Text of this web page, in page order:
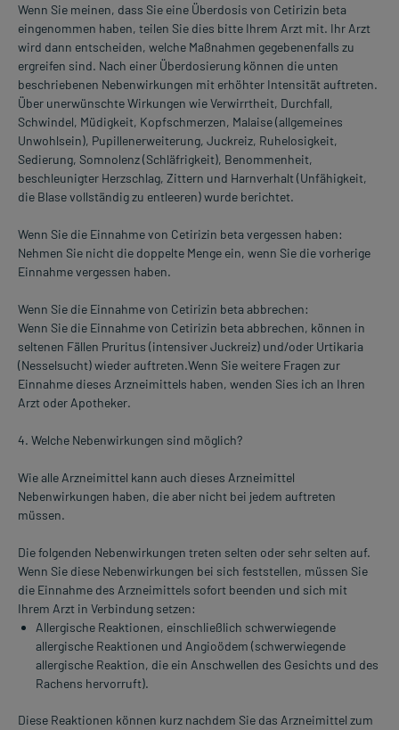
Wenn Sie meinen, dass Sie eine Überdosis von Cetirizin beta
eingenommen haben, teilen Sie dies bitte Ihrem Arzt mit. Ihr Arzt
wird dann entscheiden, welche Maßnahmen gegebenenfalls zu
ergreifen sind. Nach einer Überdosierung können die unten
beschriebenen Nebenwirkungen mit erhöhter Intensität auftreten.
Über unerwünschte Wirkungen wie Verwirrtheit, Durchfall,
Schwindel, Müdigkeit, Kopfschmerzen, Malaise (allgemeines
Unwohlsein), Pupillenerweiterung, Juckreiz, Ruhelosigkeit,
Sedierung, Somnolenz (Schläfrigkeit), Benommenheit,
beschleunigter Herzschlag, Zittern und Harnverhalt (Unfähigkeit,
die Blase vollständig zu entleeren) wurde berichtet.
Wenn Sie die Einnahme von Cetirizin beta vergessen haben:
Nehmen Sie nicht die doppelte Menge ein, wenn Sie die vorherige
Einnahme vergessen haben.
Wenn Sie die Einnahme von Cetirizin beta abbrechen:
Wenn Sie die Einnahme von Cetirizin beta abbrechen, können in
seltenen Fällen Pruritus (intensiver Juckreiz) und/oder Urtikaria
(Nesselsucht) wieder auftreten.Wenn Sie weitere Fragen zur
Einnahme dieses Arzneimittels haben, wenden Sies ich an Ihren
Arzt oder Apotheker.
4. Welche Nebenwirkungen sind möglich?
Wie alle Arzneimittel kann auch dieses Arzneimittel
Nebenwirkungen haben, die aber nicht bei jedem auftreten
müssen.
Die folgenden Nebenwirkungen treten selten oder sehr selten auf.
Wenn Sie diese Nebenwirkungen bei sich feststellen, müssen Sie
die Einnahme des Arzneimittels sofort beenden und sich mit
Ihrem Arzt in Verbindung setzen:
Allergische Reaktionen, einschließlich schwerwiegende
allergische Reaktionen und Angioödem (schwerwiegende
allergische Reaktion, die ein Anschwellen des Gesichts und des
Rachens hervorruft).
Diese Reaktionen können kurz nachdem Sie das Arzneimittel zum